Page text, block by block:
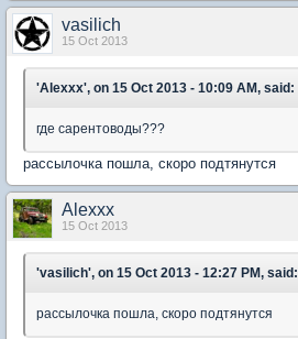
vasilich
15 Oct 2013
'Alexxx', on 15 Oct 2013 - 10:09 AM, said:
где сарентоводы???
рассылочка пошла, скоро подтянутся
Alexxx
15 Oct 2013
'vasilich', on 15 Oct 2013 - 12:27 PM, said:
рассылочка пошла, скоро подтянутся